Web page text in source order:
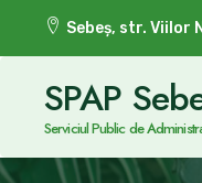
Sebeș, str. Viilor
SPAP
Serviciul Public de